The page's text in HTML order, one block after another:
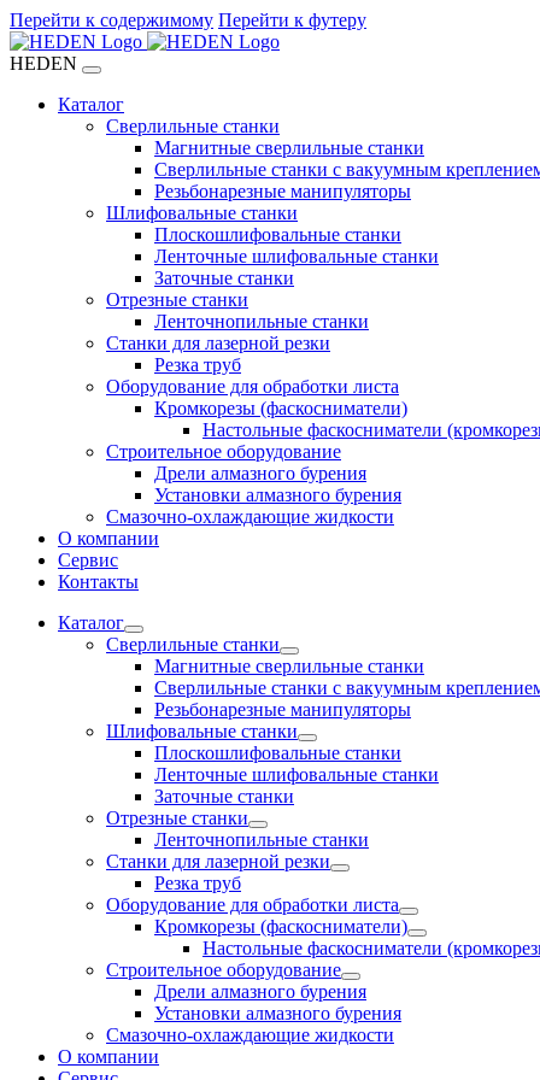
Перейти к содержимому Перейти к футеру
HEDEN
Каталог
Сверлильные станки
Магнитные сверлильные станки
Сверлильные станки с вакуумным
Резьбонарезные манипуляторы
Шлифовальные станки
Плоскошлифовальные станки
Ленточные шлифовальные станки
Заточные станки
Отрезные станки
Ленточнопильные станки
Станки для лазерной резки
Резка труб
Оборудование для обработки листа
Кромкорезы (фаскосниматели)
Настольные фаскосниматели
Строительное оборудование
Дрели алмазного бурения
Установки алмазного бурения
Смазочно-охлаждающие жидкости
О компании
Сервис
Контакты
Каталог
Сверлильные станки
Магнитные сверлильные станки
Сверлильные станки с вакуумным
Резьбонарезные манипуляторы
Шлифовальные станки
Плоскошлифовальные станки
Ленточные шлифовальные станки
Заточные станки
Отрезные станки
Ленточнопильные станки
Станки для лазерной резки
Резка труб
Оборудование для обработки листа
Кромкорезы (фаскосниматели)
Настольные фаскосниматели
Строительное оборудование
Дрели алмазного бурения
Установки алмазного бурения
Смазочно-охлаждающие жидкости
О компании